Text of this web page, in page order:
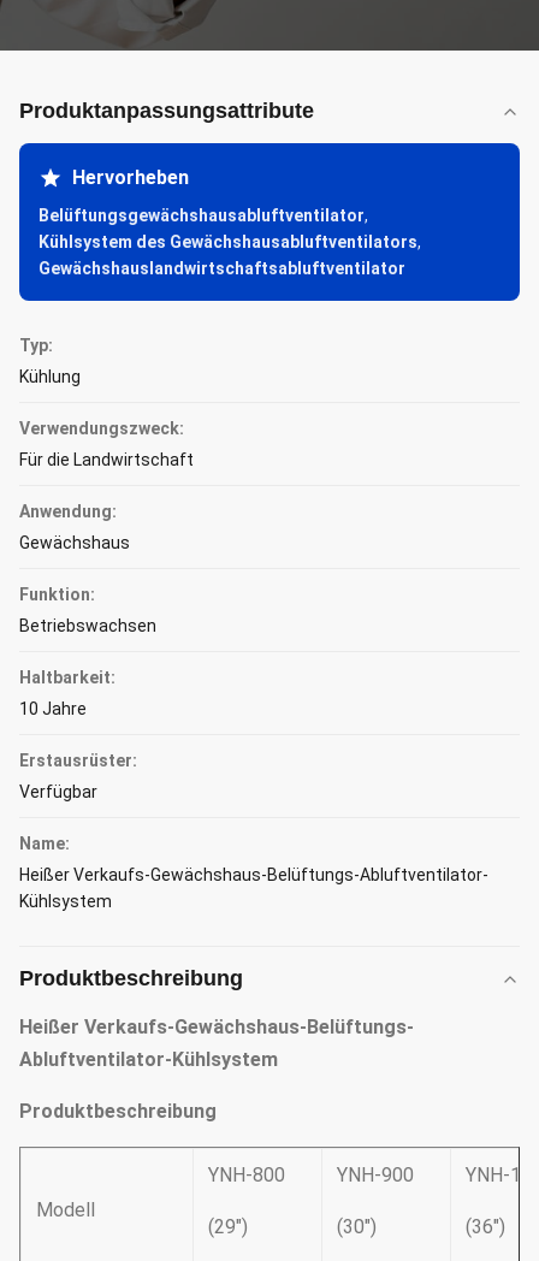
Produktanpassungsattribute
Hervorheben
Belüftungsgewächshausabluftventilator,
Kühlsystem des Gewächshausabluftventilators,
Gewächshauslandwirtschaftsabluftventilator
Typ:
Kühlung
Verwendungszweck:
Für die Landwirtschaft
Anwendung:
Gewächshaus
Funktion:
Betriebswachsen
Haltbarkeit:
10 Jahre
Erstausrüster:
Verfügbar
Name:
Heißer Verkaufs-Gewächshaus-Belüftungs-Abluftventilator-
Kühlsystem
Produktbeschreibung
Heißer Verkaufs-Gewächshaus-Belüftungs-
Abluftventilator-Kühlsystem
Produktbeschreibung
Modell
YNH-800
(29")
YNH-900
(30")
YNH-
(36")